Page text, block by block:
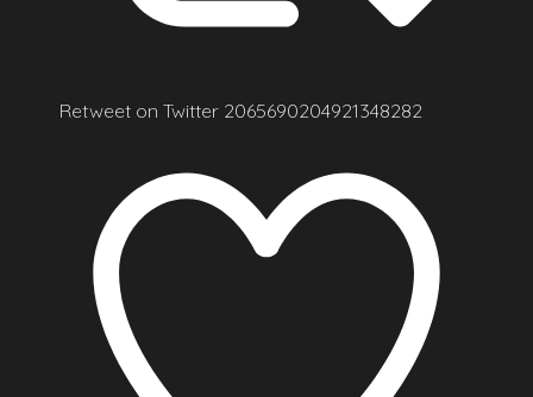
Retweet on Twitter 2065690204921348282